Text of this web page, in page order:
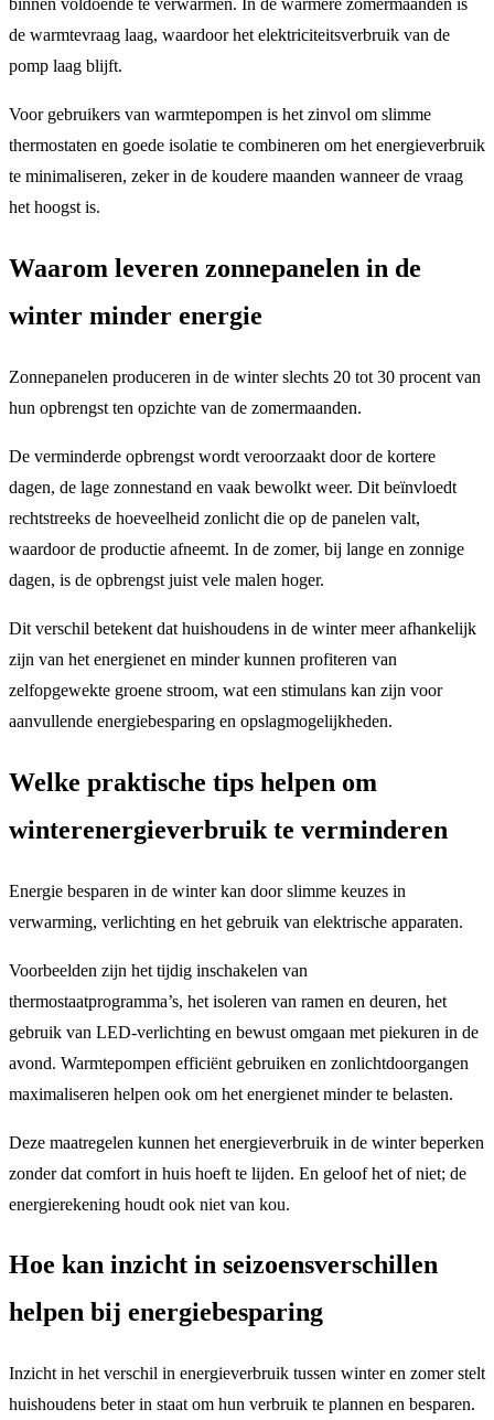
de warmtevraag laag, waardoor het elektriciteitsverbruik van de
pomp laag blijft.
Voor gebruikers van warmtepompen is het zinvol om slimme
thermostaten en goede isolatie te combineren om het energieverbruik
te minimaliseren, zeker in de koudere maanden wanneer de vraag
het hoogst is.
Waarom leveren zonnepanelen in de
winter minder energie
Zonnepanelen produceren in de winter slechts 20 tot 30 procent van
hun opbrengst ten opzichte van de zomermaanden.
De verminderde opbrengst wordt veroorzaakt door de kortere
dagen, de lage zonnestand en vaak bewolkt weer. Dit beïnvloedt
rechtstreeks de hoeveelheid zonlicht die op de panelen valt,
waardoor de productie afneemt. In de zomer, bij lange en zonnige
dagen, is de opbrengst juist vele malen hoger.
Dit verschil betekent dat huishoudens in de winter meer afhankelijk
zijn van het energienet en minder kunnen profiteren van
zelfopgewekte groene stroom, wat een stimulans kan zijn voor
aanvullende energiebesparing en opslagmogelijkheden.
Welke praktische tips helpen om
winterenergieverbruik te verminderen
Energie besparen in de winter kan door slimme keuzes in
verwarming, verlichting en het gebruik van elektrische apparaten.
Voorbeelden zijn het tijdig inschakelen van
thermostaatprogramma’s, het isoleren van ramen en deuren, het
gebruik van LED-verlichting en bewust omgaan met piekuren in de
avond. Warmtepompen efficiënt gebruiken en zonlichtdoorgangen
maximaliseren helpen ook om het energienet minder te belasten.
Deze maatregelen kunnen het energieverbruik in de winter beperken
zonder dat comfort in huis hoeft te lijden. En geloof het of niet; de
energierekening houdt ook niet van kou.
Hoe kan inzicht in seizoensverschillen
helpen bij energiebesparing
Inzicht in het verschil in energieverbruik tussen winter en zomer stelt
huishoudens beter in staat om hun verbruik te plannen en besparen.